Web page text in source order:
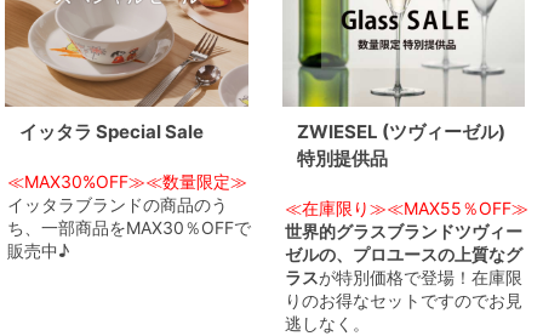
イッタラ Special Sale
≪MAX30%OFF≫≪数量限定≫
イッタラブランドの商品のう
ち、一部商品をMAX30％OFFで
販売中♪
ZWIESEL (ツヴィーゼル)
特別提供品
≪在庫限り≫≪MAX55％OFF≫
世界的グラスブランドツヴィー
ゼルの、プロユースの上質なグ
ラスが特別価格で登場！在庫限
りのお得なセットですのでお見
逃しなく。